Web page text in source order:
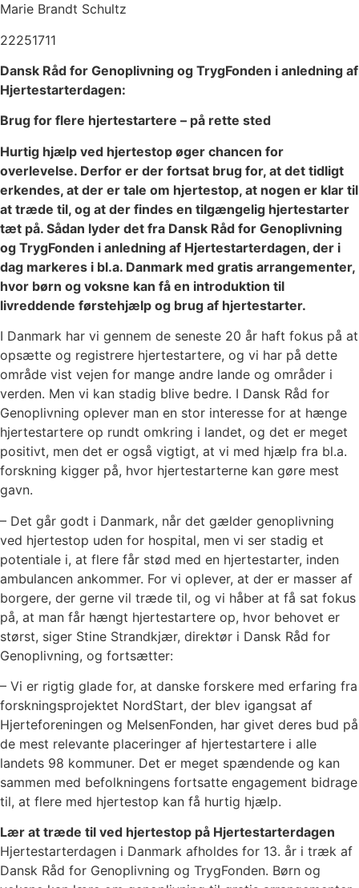
Marie Brandt Schultz
22251711
Dansk Råd for Genoplivning og TrygFonden i anledning af
Hjertestarterdagen:
Brug for flere hjertestartere – på rette sted
Hurtig hjælp ved hjertestop øger chancen for
overlevelse. Derfor er der fortsat brug for, at det tidligt
erkendes, at der er tale om hjertestop, at nogen er klar til
at træde til, og at der findes en tilgængelig hjertestarter
tæt på. Sådan lyder det fra Dansk Råd for Genoplivning
og TrygFonden i anledning af Hjertestarterdagen, der i
dag markeres i bl.a. Danmark med gratis arrangementer,
hvor børn og voksne kan få en introduktion til
livreddende førstehjælp og brug af hjertestarter.
I Danmark har vi gennem de seneste 20 år haft fokus på at
opsætte og registrere hjertestartere, og vi har på dette
område vist vejen for mange andre lande og områder i
verden. Men vi kan stadig blive bedre. I Dansk Råd for
Genoplivning oplever man en stor interesse for at hænge
hjertestartere op rundt omkring i landet, og det er meget
positivt, men det er også vigtigt, at vi med hjælp fra bl.a.
forskning kigger på, hvor hjertestarterne kan gøre mest
gavn.
– Det går godt i Danmark, når det gælder genoplivning
ved hjertestop uden for hospital, men vi ser stadig et
potentiale i, at flere får stød med en hjertestarter, inden
ambulancen ankommer. For vi oplever, at der er masser af
borgere, der gerne vil træde til, og vi håber at få sat fokus
på, at man får hængt hjertestartere op, hvor behovet er
størst, siger Stine Strandkjær, direktør i Dansk Råd for
Genoplivning, og fortsætter:
– Vi er rigtig glade for, at danske forskere med erfaring fra
forskningsprojektet NordStart, der blev igangsat af
Hjerteforeningen og MelsenFonden, har givet deres bud på
de mest relevante placeringer af hjertestartere i alle
landets 98 kommuner. Det er meget spændende og kan
sammen med befolkningens fortsatte engagement bidrage
til, at flere med hjertestop kan få hurtig hjælp.
Lær at træde til ved hjertestop på Hjertestarterdagen
Hjertestarterdagen i Danmark afholdes for 13. år i træk af
Dansk Råd for Genoplivning og TrygFonden. Børn og